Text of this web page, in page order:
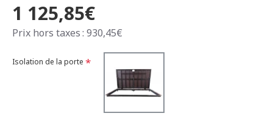
1 125,85€
Prix hors taxes : 930,45€
Isolation de la porte